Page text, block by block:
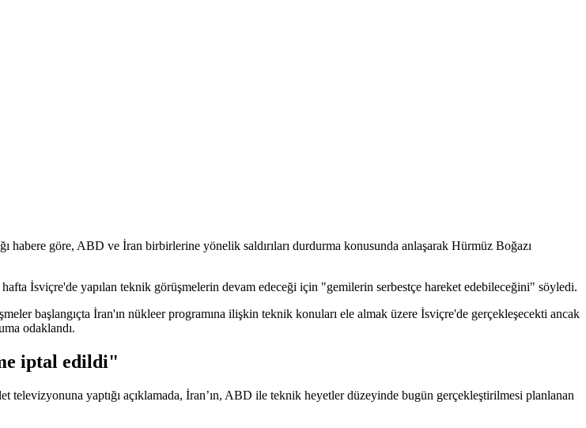
göre, ABD ve İran birbirlerine yönelik saldırıları durdurma konusunda anlaşarak Hürmüz Boğazı
İsviçre'de yapılan teknik görüşmelerin devam edeceği için "gemilerin serbestçe hareket edebileceğini" söyledi.
başlangıçta İran'ın nükleer programına ilişkin teknik konuları ele almak üzere İsviçre'de gerçekleşecekti ancak
odaklandı.
iptal edildi"
yaptığı açıklamada, İran’ın, ABD ile teknik heyetler düzeyinde bugün gerçekleştirilmesi planlanan